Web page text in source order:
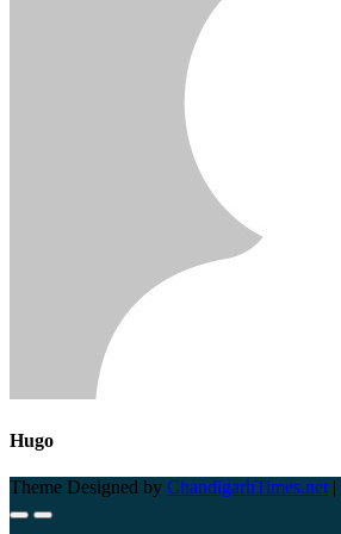
Hugo
Theme Designed by ChandigarhTimes.net |